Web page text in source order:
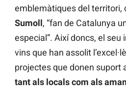
emblemàtiques del territori,
Sumoll, “fan de Catalunya
especial”. Així doncs, el
vins que han assolit
projectes que donen suport
tant als locals com als